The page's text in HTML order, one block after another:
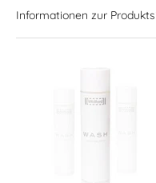
Informationen zur